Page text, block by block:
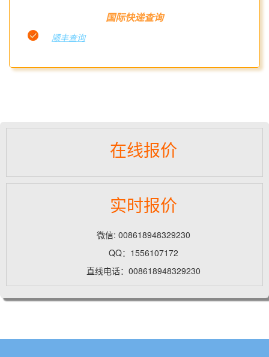
国际快递查询
顺丰查询
在线报价
实时报价
微信: 008618948329230
QQ：1556107172
直线电话：008618948329230